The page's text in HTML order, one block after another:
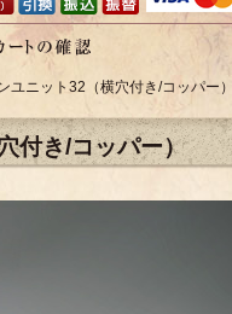
ユニット32（横穴付き/コッパー）
付き/コッパー）